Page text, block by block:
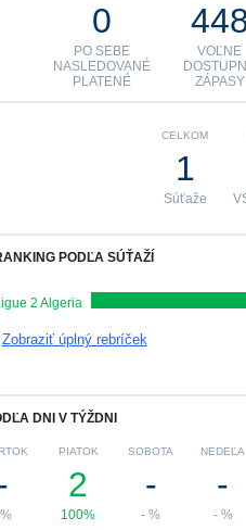
VOĽNE
ZÁPASY
0
PO SEBE
NASLEDOVANÉ
PLATENÉ
CELKOM
1
Súťaže
PODĽA SÚŤAŽÍ
2 Algeria
Zobraziť úplný rebríček
DNI V TÝŽDNI
PIATOK
2
100%
SOBOTA
-
- %
NEDEĽA
-
- %